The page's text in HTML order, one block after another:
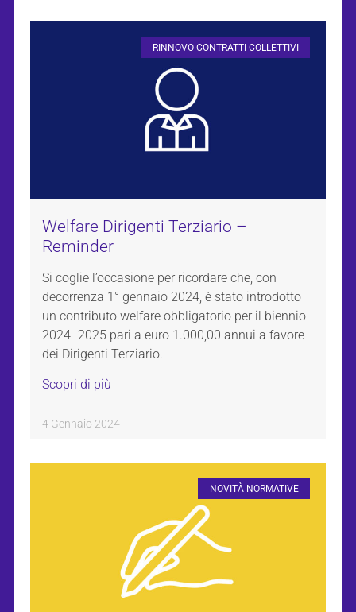
RINNOVO CONTRATTI COLLETTIVI
Welfare Dirigenti Terziario –
Reminder
Si coglie l’occasione per ricordare che, con
decorrenza 1° gennaio 2024, è stato introdotto
un contributo welfare obbligatorio per il biennio
2024- 2025 pari a euro 1.000,00 annui a favore
dei Dirigenti Terziario.
Scopri di più
4 Gennaio 2024
NOVITÀ NORMATIVE